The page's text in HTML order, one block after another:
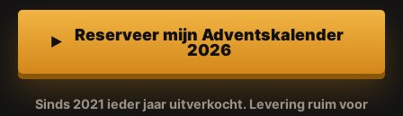
Reserveer mijn Adventskalender
2026
Sinds 2021 ieder jaar uitverkocht. Levering ruim voor